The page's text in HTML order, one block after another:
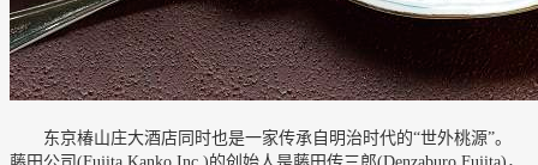
东京椿山庄大酒店同时也是一家传承自明治时代的“世外桃源”。